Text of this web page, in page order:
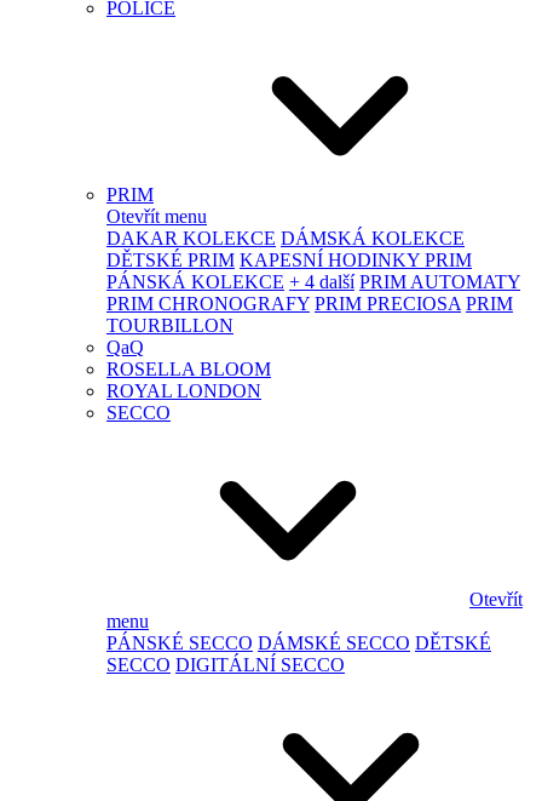
POLICE
PRIM
Otevřít menu
DAKAR KOLEKCE DÁMSKÁ KOLEKCE
DĚTSKÉ PRIM KAPESNÍ HODINKY PRIM
PÁNSKÁ KOLEKCE + 4 další PRIM AUTOMATY
PRIM CHRONOGRAFY PRIM PRECIOSA PRIM
TOURBILLON
QaQ
ROSELLA BLOOM
ROYAL LONDON
SECCO
Otevřít
menu
PÁNSKÉ SECCO DÁMSKÉ SECCO DĚTSKÉ
SECCO DIGITÁLNÍ SECCO